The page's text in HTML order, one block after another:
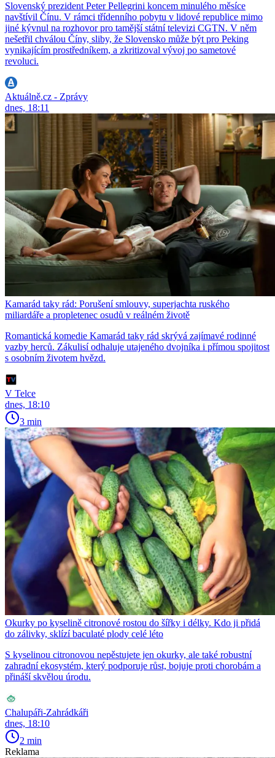
Slovenský prezident Peter Pellegrini koncem minulého měsíce
navštívil Čínu. V rámci třídenního pobytu v lidové republice mimo
jiné kývnul na rozhovor pro tamější státní televizi CGTN. V něm
nešetřil chválou Číny, sliby, že Slovensko může být pro Peking
vynikajícím prostředníkem, a zkritizoval vývoj po sametové
revoluci.
Aktuálně.cz - Zprávy
dnes, 18:11
Kamarád taky rád: Porušení smlouvy, superjachta ruského
miliardáře a propletenec osudů v reálném životě
Romantická komedie Kamarád taky rád skrývá zajímavé rodinné
vazby herců. Zákulisí odhaluje utajeného dvojníka i přímou spojitost
s osobním životem hvězd.
V Telce
dnes, 18:10
3 min
Okurky po kyselině citronové rostou do šířky i délky. Kdo ji přidá
do zálivky, sklízí baculaté plody celé léto
S kyselinou citronovou nepěstujete jen okurky, ale také robustní
zahradní ekosystém, který podporuje růst, bojuje proti chorobám a
přináší skvělou úrodu.
Chalupáři-Zahrádkáři
dnes, 18:10
2 min
Reklama